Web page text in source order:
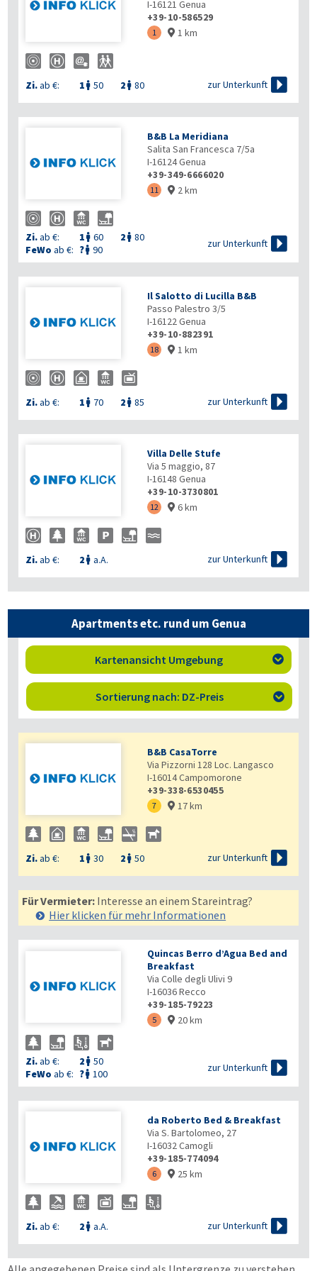
I-16121 Genua
+39-10-586529
1  1 km
Zi.ab €: 1  50 2  80 zur Unterkunft 
B&B La Meridiana
Salita San Francesca 7/5a
I-16124Genua
+39-349-6666020
11  2 km
Zi.ab €: 1  60 2  80
FeWo ab €: ? 90
zur Unterkunft 
Il Salotto di Lucilla B&B
Passo Palestro 3/5
I-16122Genua
+39-10-882391
18  1 km
Zi.ab €: 1  70 2  85 zur Unterkunft 
Villa Delle Stufe
Via 5 maggio, 87
I-16148 Genua
+39-10-3730801
12  6 km
Zi.ab €: 2  a.A. zur Unterkunft 
Apartments etc. rund um Genua
Kartenansicht Umgebung 
Sortierung nach: DZ-Preis 
B&B CasaTorre
Via Pizzorni 128 Loc. Langasco
I-16014Campomorone
+39-338-6530455
7  17 km
Zi.ab €: 1  30 2  50 zur Unterkunft 
Für Vermieter: Interesse an einem Stareintrag?
Hier klicken für mehr Informationen
Quincas Berro d’Agua Bed and
Breakfast
Via Colle degli Ulivi 9
I-16036Recco
+39-185-79223
5  20 km
Zi.ab €: 2  50
FeWo ab €: ? 100
zur Unterkunft 
da Roberto Bed & Breakfast
Via S. Bartolomeo, 27
I-16032Camogli
+39-185-774094
6  25 km
Zi.ab €: 2  a.A. zur Unterkunft 